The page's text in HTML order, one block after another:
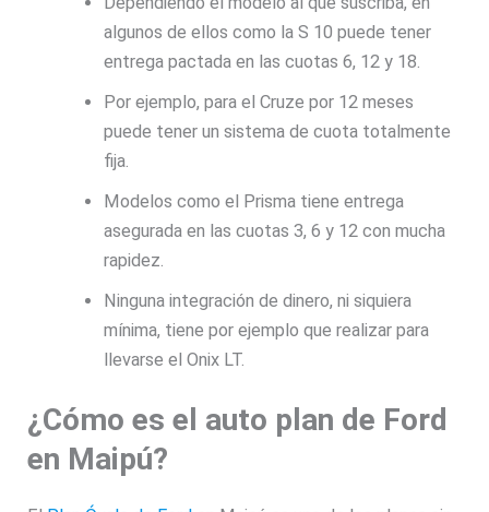
algunos de ellos como la S 10 puede tener
entrega pactada en las cuotas 6, 12 y 18.
Por ejemplo, para el Cruze por 12 meses
puede tener un sistema de cuota totalmente
fija.
Modelos como el Prisma tiene entrega
asegurada en las cuotas 3, 6 y 12 con mucha
rapidez.
Ninguna integración de dinero, ni siquiera
mínima, tiene por ejemplo que realizar para
llevarse el Onix LT.
¿Cómo es el auto plan de Ford
en Maipú?